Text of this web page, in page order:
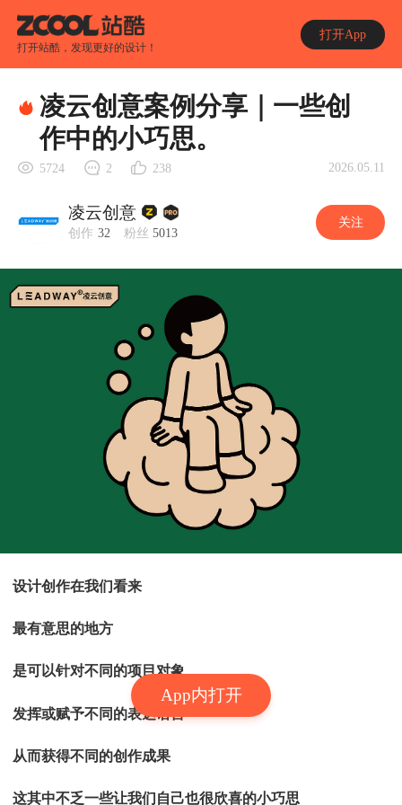
打开站酷，发现更好的设计！
打开App
App内打开
凌云创意案例分享｜一些创
作中的小巧思。
5724 2 238 2026.05.11
凌云创意
创作 32 粉丝 5013
关注
设计创作在我们看来
最有意思的地方
是可以针对不同的项目对象
发挥或赋予不同的表达语言
从而获得不同的创作成果
这其中不乏一些让我们自己也很欣喜的小巧思